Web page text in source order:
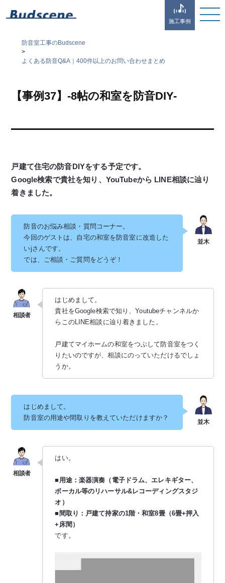
施工事例
防音室工事のBudscene
>
よくある防音Q&A｜400件以上のお問い合わせまとめ
【事例37】-8帖の和室を防音DIY-
戸建て住宅の防音DIYをする予定です。
Google検索で貴社を知り、YouTubeから LINE相談に辿り
着きました。
防音のお悩み相談・質問コーナー。
今回のゲストは、自宅の和室を防音室に改造した
いjさんです。
では、ご相談・ご質問をどうぞ！
はじめまして。
貴社をGoogle検索で知り、Youtubeチャンネルか
らこのLINE相談に辿り着きました。
戸建てマイホームの和室をつぶして防音室をつく
りたいのですが、相談にのっていただけるでしょ
うか。
はじめまして。
防音室の用途や間取りを教えていただけますか？
はい。
■用途：楽器演奏（電子ドラム、エレキギター、
ボーカル等のリハーサル&レコーディングスタジ
オ）
■間取り：戸建て持家の1階・和室8畳（6畳+押入
+床間）
です。